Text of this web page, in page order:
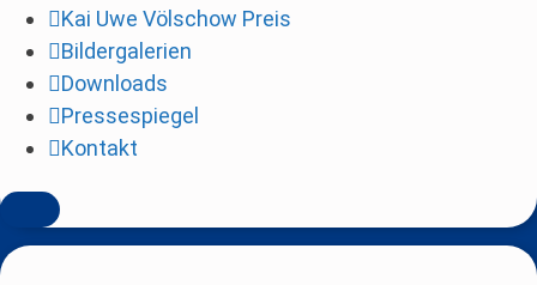
Kai Uwe Völschow Preis
Bildergalerien
Downloads
Pressespiegel
Kontakt